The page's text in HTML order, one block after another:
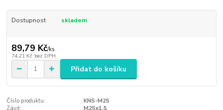
Dostupnost skladem
89,79 Kč/ks
74,21 Kč bez DPH
Přidat do košíku
Číslo produktu:
KNS-M25
Závit:
M25x1,5